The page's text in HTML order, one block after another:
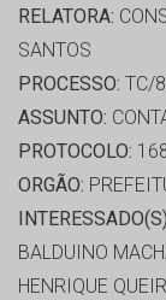
RELATORA:
SANTOS
PROCESSO: TC/
ASSUNTO:
PROTOCOLO:
ORGÃO:
BALDUINO
HENRIQUE